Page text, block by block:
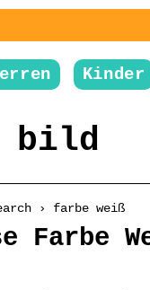
Kinder
bild
› farbe weiß
Farbe